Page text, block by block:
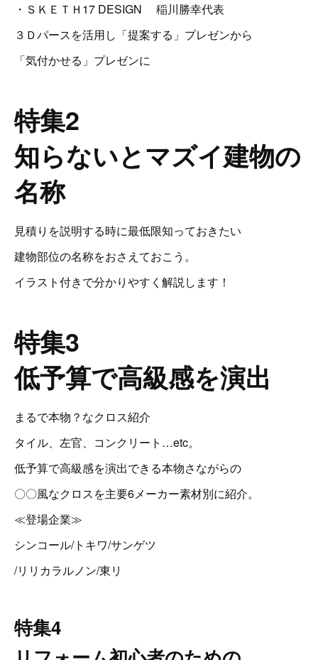
・ＳＫＥＴＨ17 DESIGN 稲川勝幸代表
３Ｄパースを活用し「提案する」プレゼンから
「気付かせる」プレゼンに
特集2
知らないとマズイ建物の
名称
見積りを説明する時に最低限知っておきたい
建物部位の名称をおさえておこう。
イラスト付きで分かりやすく解説します！
特集3
低予算で高級感を演出
まるで本物？なクロス紹介
タイル、左官、コンクリート…etc。
低予算で高級感を演出できる本物さながらの
〇〇風なクロスを主要6メーカー素材別に紹介。
≪登場企業≫
シンコール/トキワ/サンゲツ
/リリカラルノン/東リ
特集4